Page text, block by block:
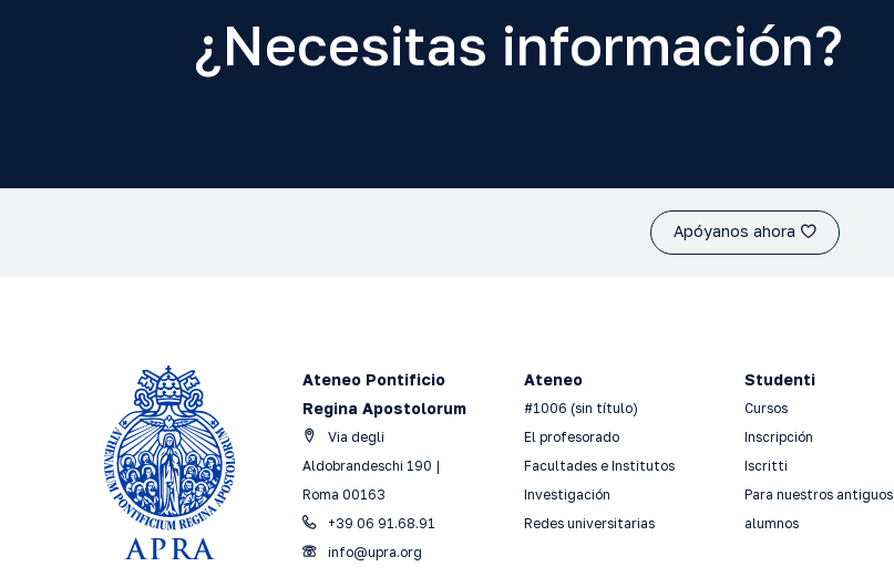
¿Necesitas información?
Apóyanos ahora
Ateneo Pontificio
Regina Apostolorum
Via degli
Aldobrandeschi 190 |
Roma 00163
+39 06 91.68.91
info@upra.org
Ateneo
#1006 (sin título)
El profesorado
Facultades e Institutos
Investigación
Redes universitarias
Studenti
Cursos
Inscripción
Iscritti
Para nuestros antiguos
alumnos